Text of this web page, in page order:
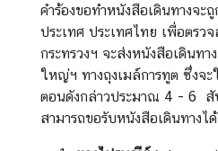
เ
ศ
ร
ษ
ฐ
คำร้องขอทำหนังสือเดินทางจะถู
ประเทศ ประเทศไทย เพื่อตร
กระทรวงฯ จะส่งหนังสือเดินท
ใหญ่ฯ ทางถุงเมล์การทูต ซึ่งจะ
ตอนดังกล่าวประมาณ 4 - 6 สั
สามารถขอรับหนังสือเดินทางไ